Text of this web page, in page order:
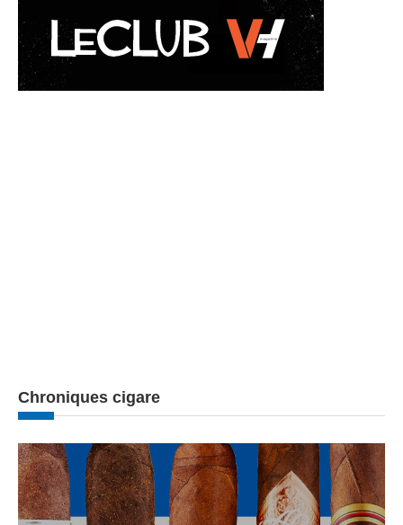
Chroniques cigare